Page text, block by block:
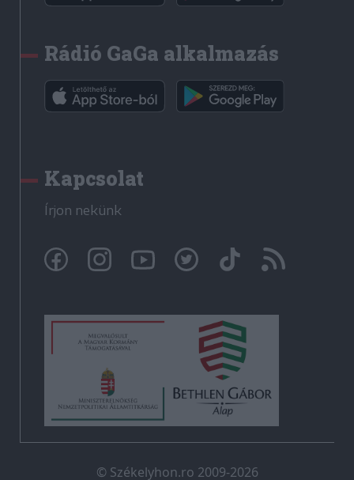
Rádió GaGa alkalmazás
Kapcsolat
Írjon nekünk
© Székelyhon.ro 2009-2026